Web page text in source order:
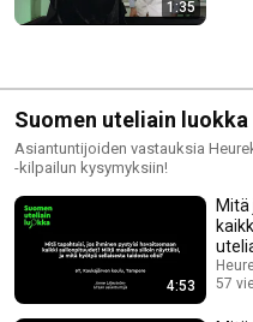
1:35
Suomen uteliain luokka
Asiantuntijoiden vastauksia
-kilpailun kysymyksiin!
4:53
Mitä
57